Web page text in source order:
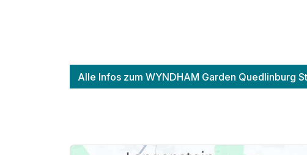
Alle Infos zum WYNDHAM Garden Quedlinburg